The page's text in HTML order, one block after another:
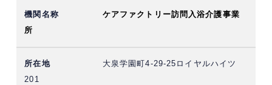
ケアファクトリー訪問入浴介護事業
所
大泉学園町4-29-25ロイヤルハイツ
201